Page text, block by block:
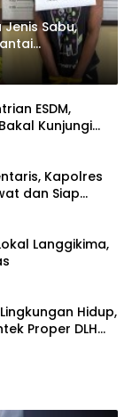
Sabu,
ESDM,
Kunjungi
Kapolres
dan Siap
Langgikima,
Hidup,
Proper DLH